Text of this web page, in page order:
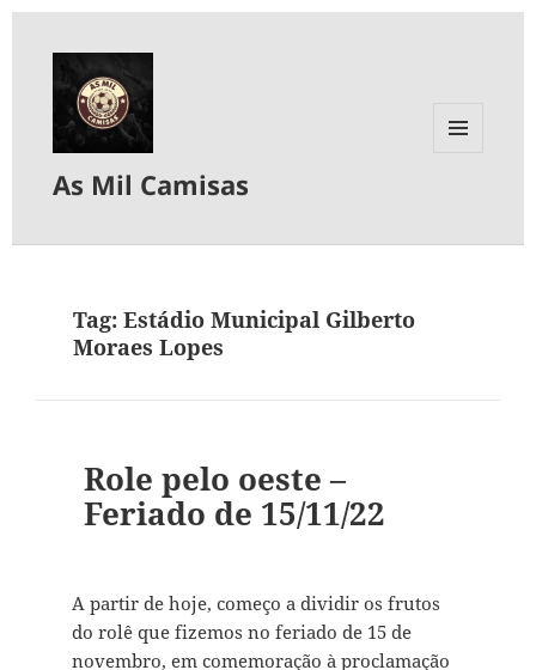
As Mil Camisas
Tag:Estádio Municipal Gilberto
Moraes Lopes
Role pelo oeste –
Feriado de 15/11/22
A partir de hoje, começo a dividir os frutos
do rolê que fizemos no feriado de 15 de
novembro, em comemoração à proclamação